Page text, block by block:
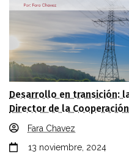
Desarrollo en transición:
Director de la
Fara Chavez
13 noviembre, 2024